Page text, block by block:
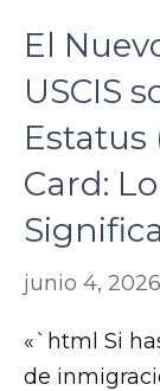
El
USCIS
Estatus
Card:
junio 4, 2026
«`html Si
de